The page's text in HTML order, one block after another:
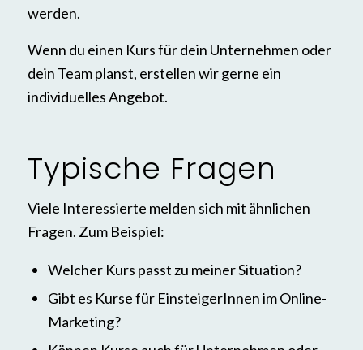
werden.
Wenn du einen Kurs für dein Unternehmen oder
dein Team planst, erstellen wir gerne ein
individuelles Angebot.
Typische Fragen
Viele Interessierte melden sich mit ähnlichen
Fragen. Zum Beispiel:
Welcher Kurs passt zu meiner Situation?
Gibt es Kurse für EinsteigerInnen im Online-
Marketing?